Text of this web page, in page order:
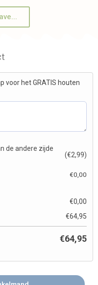
voor het GRATIS houten
de andere zijde
(€2,99)
€0,00
€0,00
€64,95
€64,95